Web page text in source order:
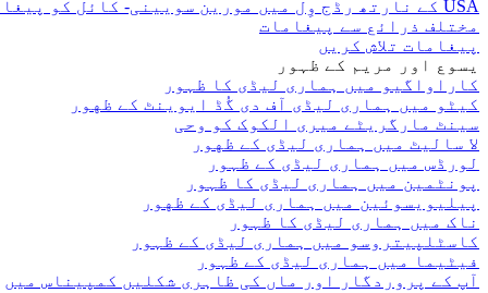
USA کے نارتھ رڈج وِل میں مورین سویینی- کائل کو پیغامات
مختلف ذرائع سے پیغامات
پیغامات تلاش کریں
یسوع اور مریم کے ظہور
کاراواگیو میں ہماری لیڈی کا ظہور
کیٹو میں ہماری لیڈی آف دی گُڈ ایوینٹ کے ظهور
سینٹ مارگریٹے میری الکوک کو وحی
لا سالیٹ میں ہماری لیڈی کے ظهور
لورڈس میں ہماری لیڈی کے ظہور
پونٹمین میں ہماری لیڈی کا ظہور
پیلیویسوئین میں ہماری لیڈی کے ظهور
ناک میں ہماری لیڈی کا ظہور
کاسٹلپیتروسو میں ہماری لیڈی کے ظہور
فیٹیما میں ہماری لیڈی کے ظہور
آپ کے پروردگار اور ماں کی ظاہری شکلیں کمپیناس میں